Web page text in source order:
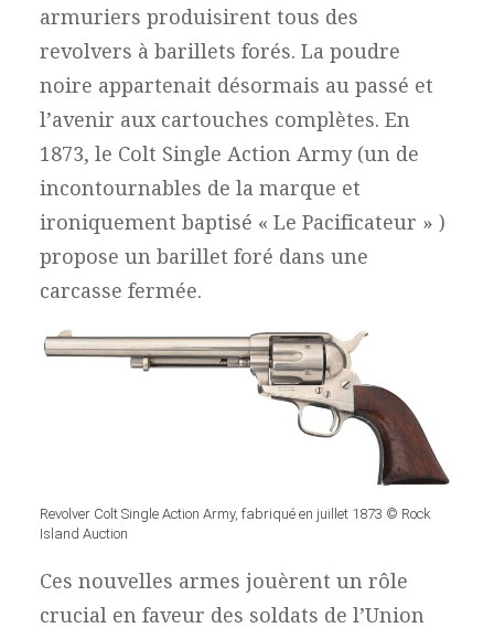
armuriers produisirent tous des
revolvers à barillets forés. La poudre
noire appartenait désormais au passé et
l’avenir aux cartouches complètes. En
1873, le Colt Single Action Army (un de
incontournables de la marque et
ironiquement baptisé « Le Pacificateur » )
propose un barillet foré dans une
carcasse fermée.
Revolver Colt Single Action Army, fabriqué en juillet 1873 © Rock
Island Auction
Ces nouvelles armes jouèrent un rôle
crucial en faveur des soldats de l’Union